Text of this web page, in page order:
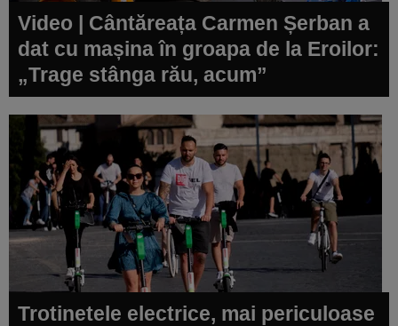
Video | Cântăreața Carmen Șerban a
dat cu mașina în groapa de la Eroilor:
„Trage stânga rău, acum”
Trotinetele electrice, mai periculoase